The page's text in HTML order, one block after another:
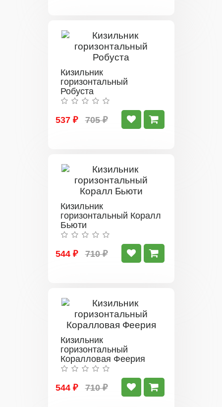
Кизильник
горизонтальный
Робуста
537 ₽ 705 ₽
Кизильник
горизонтальный Коралл
Бьюти
544 ₽ 710 ₽
Кизильник
горизонтальный
Коралловая Феерия
544 ₽ 710 ₽